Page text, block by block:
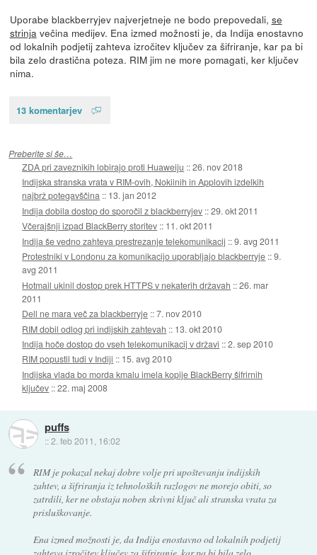
Uporabe blackberryjev najverjetneje ne bodo prepovedali, se
strinja večina medijev. Ena izmed možnosti je, da Indija enostavno
od lokalnih podjetij zahteva izročitev ključev za šifriranje, kar pa bi
bila zelo drastična poteza. RIM jim ne more pomagati, ker ključev
nima.
13 komentarjev
Preberite si še…
ZDA pri zaveznikih lobirajo proti Huaweiju ::26. nov 2018
Indijska stranska vrata v RIM-ovih, Nokiinih in Applovih izdelkih
najbrž potegavščina :: 13. jan 2012
Indija dobila dostop do sporočil z blackberryjev ::29. okt 2011
Včerajšnji izpad BlackBerry storitev :: 11. okt 2011
Indija še vedno zahteva prestrezanje telekomunikacij ::9. avg 2011
Protestniki v Londonu za komunikacijo uporabljajo blackberryje ::9.
avg 2011
Hotmail ukinil dostop prek HTTPS v nekaterih državah ::26. mar
2011
Dell ne mara več za blackberryje ::7. nov 2010
RIM dobil odlog pri indijskih zahtevah :: 13. okt 2010
Indija hoče dostop do vseh telekomunikacij v državi ::2. sep 2010
RIM popustil tudi v Indiji :: 15. avg 2010
Indijska vlada bo morda kmalu imela kopije BlackBerry šifrirnih
ključev ::22. maj 2008
puffs
::2. feb 2011, 16:02
RIM je pokazal nekaj dobre volje pri upoštevanju indijskih
zahtev, a šifriranja iz tehnoloških razlogov ne morejo obiti, so
zatrdili, ker ne obstaja noben skrivni ključ ali stranska vrata za
prisluškovanje.
Ena izmed možnosti je, da Indija enostavno od lokalnih podjetij
zahteva izročitev ključev za šifriranje, kar pa bi bila zelo